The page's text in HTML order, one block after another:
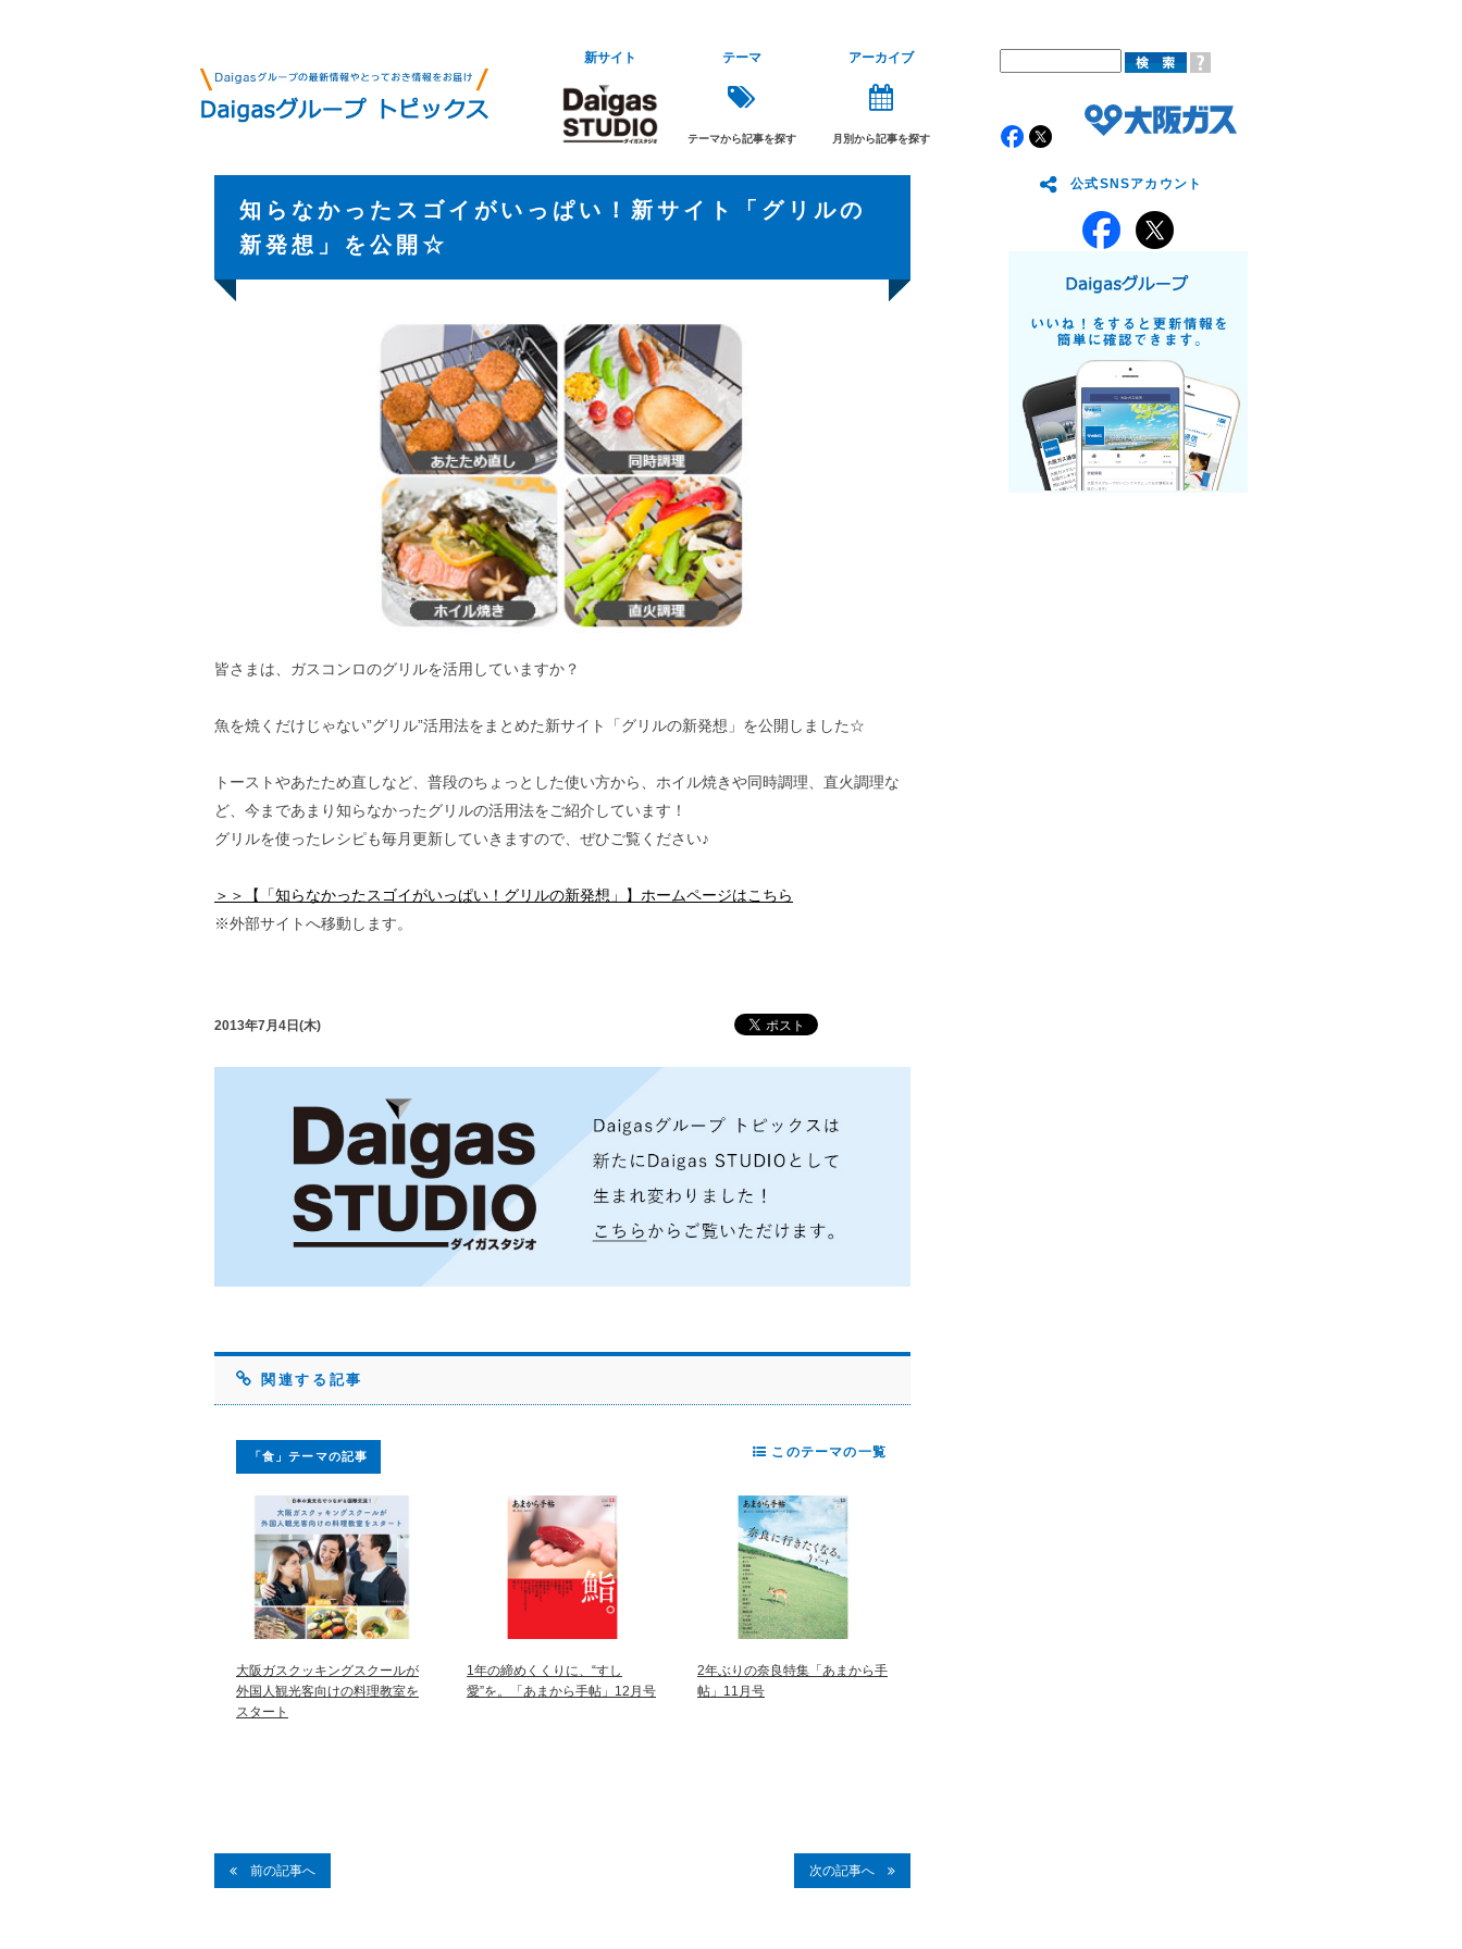
新サイト テーマ
テーマから記事を探す
アーカイブ
月別から記事を探す
知らなかったスゴイがいっぱい！新サイト「グリルの
新発想」を公開☆
皆さまは、ガスコンロのグリルを活用していますか？
魚を焼くだけじゃない”グリル”活用法をまとめた新サイト「グリルの新発想」を公開しました☆
トーストやあたため直しなど、普段のちょっとした使い方から、ホイル焼きや同時調理、直火調理な
ど、今まであまり知らなかったグリルの活用法をご紹介しています！
グリルを使ったレシピも毎月更新していきますので、ぜひご覧ください♪
＞＞【「知らなかったスゴイがいっぱい！グリルの新発想」】ホームページはこちら
※外部サイトへ移動します。
2013年7月4日(木)
関連する記事
「食」テーマの記事
大阪ガスクッキングスクールが
外国人観光客向けの料理教室を
スタート
1年の締めくくりに、“すし
愛”を。「あまから手帖」12月号
2年ぶりの奈良特集「あまから手
帖」11月号
このテーマの一覧
前の記事へ 次の記事へ
公式SNSアカウント